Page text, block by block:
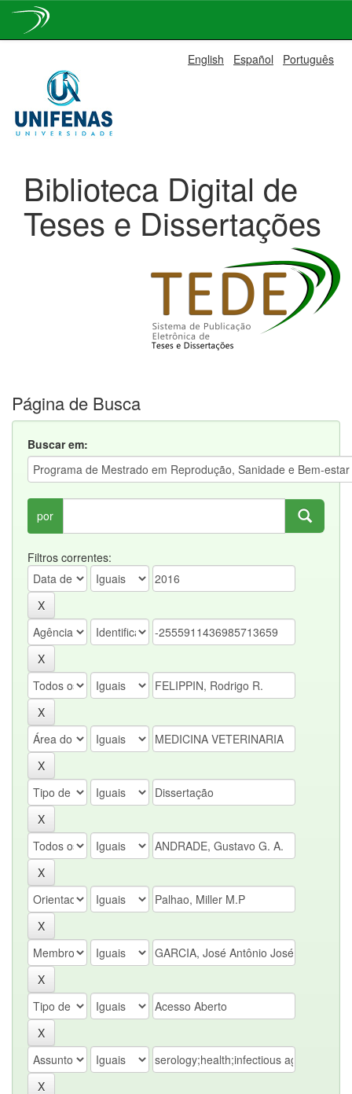
navigation
English Español Português
Biblioteca Digital de
Teses e Dissertações
Página de Busca
Buscar em:
por
Filtros correntes: